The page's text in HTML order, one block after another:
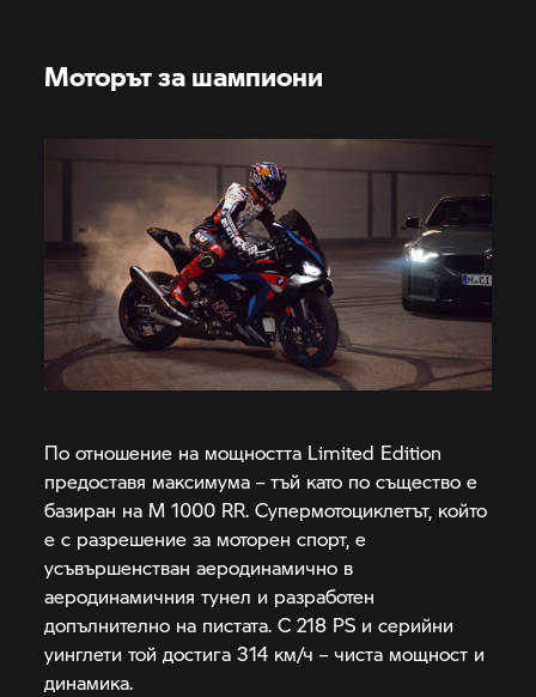
Моторът за шампиони
По отношение на мощността Limited Edition
предоставя максимума – тъй като по същество е
базиран на M 1000 RR. Супермотоциклетът, който
е с разрешение за моторен спорт, е
усъвършенстван аеродинамично в
аеродинамичния тунел и разработен
допълнително на пистата. С 218 PS и серийни
уинглети той достига 314 км/ч – чиста мощност и
динамика.